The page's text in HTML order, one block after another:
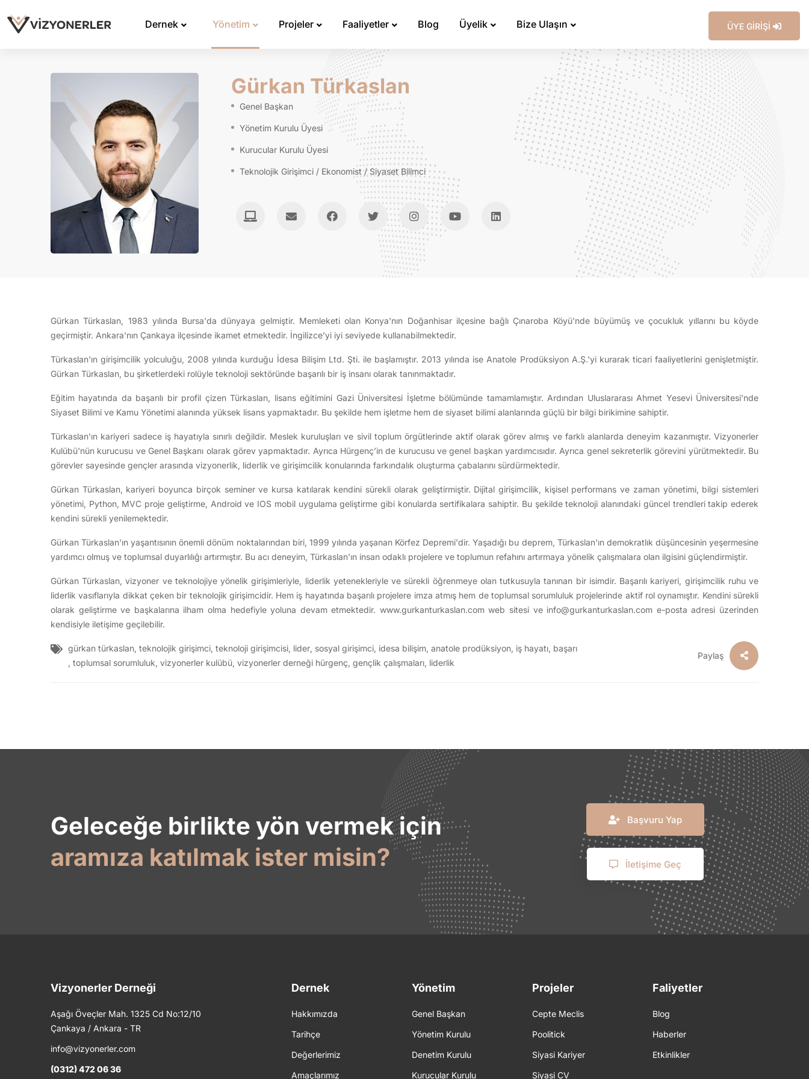
Dernek Yönetim Projeler Faaliyetler Blog Üyelik Bize Ulaşın ÜYE GİRİŞİ
Gürkan Türkaslan
Genel Başkan
Yönetim Kurulu Üyesi
Kurucular Kurulu Üyesi
Teknolojik Girişimci / Ekonomist / Siyaset Bilimci
Gürkan Türkaslan, 1983 yılında Bursa'da dünyaya gelmiştir. Memleketi olan Konya'nın Doğanhisar ilçesine bağlı Çınaroba Köyü'nde büyümüş ve çocukluk yıllarını bu köyde
geçirmiştir. Ankara'nın Çankaya ilçesinde ikamet etmektedir. İngilizce’yi iyi seviyede kullanabilmektedir.
Türkaslan'ın girişimcilik yolculuğu, 2008 yılında kurduğu İdesa Bilişim Ltd. Şti. ile başlamıştır. 2013 yılında ise Anatole Prodüksiyon A.Ş.'yi kurarak ticari faaliyetlerini genişletmiştir.
Gürkan Türkaslan, bu şirketlerdeki rolüyle teknoloji sektöründe başarılı bir iş insanı olarak tanınmaktadır.
Eğitim hayatında da başarılı bir profil çizen Türkaslan, lisans eğitimini Gazi Üniversitesi İşletme bölümünde tamamlamıştır. Ardından Uluslararası Ahmet Yesevi Üniversitesi'nde
Siyaset Bilimi ve Kamu Yönetimi alanında yüksek lisans yapmaktadır. Bu şekilde hem işletme hem de siyaset bilimi alanlarında güçlü bir bilgi birikimine sahiptir.
Türkaslan'ın kariyeri sadece iş hayatıyla sınırlı değildir. Meslek kuruluşları ve sivil toplum örgütlerinde aktif olarak görev almış ve farklı alanlarda deneyim kazanmıştır. Vizyonerler
Kulübü'nün kurucusu ve Genel Başkanı olarak görev yapmaktadır. Ayrıca Hürgenç’in de kurucusu ve genel başkan yardımcısıdır. Ayrıca genel sekreterlik görevini yürütmektedir. Bu
görevler sayesinde gençler arasında vizyonerlik, liderlik ve girişimcilik konularında farkındalık oluşturma çabalarını sürdürmektedir.
Gürkan Türkaslan, kariyeri boyunca birçok seminer ve kursa katılarak kendini sürekli olarak geliştirmiştir. Dijital girişimcilik, kişisel performans ve zaman yönetimi, bilgi sistemleri
yönetimi, Python, MVC proje geliştirme, Android ve IOS mobil uygulama geliştirme gibi konularda sertifikalara sahiptir. Bu şekilde teknoloji alanındaki güncel trendleri takip ederek
kendini sürekli yenilemektedir.
Gürkan Türkaslan'ın yaşantısının önemli dönüm noktalarından biri, 1999 yılında yaşanan Körfez Depremi'dir. Yaşadığı bu deprem, Türkaslan'ın demokratlık düşüncesinin yeşermesine
yardımcı olmuş ve toplumsal duyarlılığı artırmıştır. Bu acı deneyim, Türkaslan'ın insan odaklı projelere ve toplumun refahını artırmaya yönelik çalışmalara olan ilgisini güçlendirmiştir.
Gürkan Türkaslan, vizyoner ve teknolojiye yönelik girişimleriyle, liderlik yetenekleriyle ve sürekli öğrenmeye olan tutkusuyla tanınan bir isimdir. Başarılı kariyeri, girişimcilik ruhu ve
liderlik vasıflarıyla dikkat çeken bir teknolojik girişimcidir. Hem iş hayatında başarılı projelere imza atmış hem de toplumsal sorumluluk projelerinde aktif rol oynamıştır. Kendini sürekli
olarak geliştirme ve başkalarına ilham olma hedefiyle yoluna devam etmektedir. www.gurkanturkaslan.comweb sitesi ve info@gurkanturkaslan.com e-posta adresi üzerinden
kendisiyle iletişime geçilebilir.
gürkan türkaslan, teknolojik girişimci, teknoloji girişimcisi, lider, sosyal girişimci, idesa bilişim, anatole prodüksiyon, iş hayatı, başarı
, toplumsal sorumluluk, vizyonerler kulübü, vizyonerler derneği hürgenç, gençlik çalışmaları, liderlik
Paylaş
Geleceğe birlikte yön vermek için
aramıza katılmak ister misin?
Başvuru Yap
İletişime Geç
Vizyonerler Derneği
Aşağı Öveçler Mah. 1325 Cd No:12/10
Çankaya / Ankara - TR
info@vizyonerler.com
(0312) 472 06 36
Dernek
Hakkımızda
Tarihçe
Değerlerimiz
Amaçlarımız
Yönetim
Genel Başkan
Yönetim Kurulu
Denetim Kurulu
Kurucular Kurulu
Projeler
Cepte Meclis
Poolitick
Siyasi Kariyer
Siyasi CV
Faliyetler
Blog
Haberler
Etkinlikler